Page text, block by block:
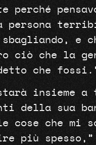
perché
persona
e
ciò che la
che
starà insieme
della sua
cose che mi
più spesso,”